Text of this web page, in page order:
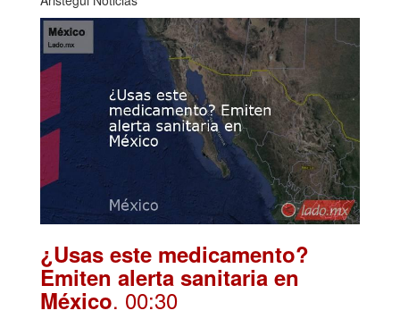
¿Usas este medicamento?
Emiten alerta sanitaria en
México. 00:30